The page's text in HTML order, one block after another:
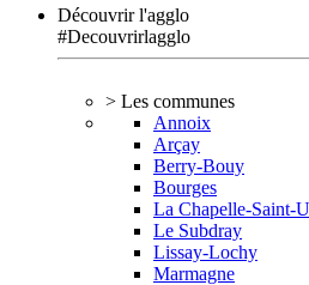
Découvrir l'agglo
#Decouvrirlagglo
> Les communes
Annoix
Arçay
Berry-Bouy
Bourges
La Chapelle-Saint-
Le Subdray
Lissay-Lochy
Marmagne